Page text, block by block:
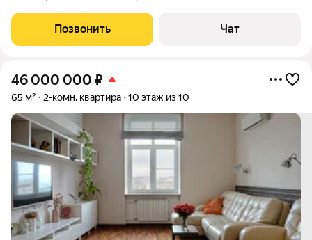
Квартира продаётся с мебелью и техникой (по
договорённости). В собственности более 10
Позвонить Чат
46 000 000 ₽
65 м² 2-комн. квартира 10 этаж из 10